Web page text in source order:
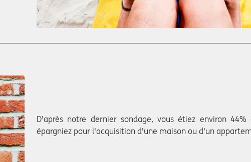
D'après notre dernier sondage, vous étiez environ
épargniez pour l'acquisition d'une maison ou d'un